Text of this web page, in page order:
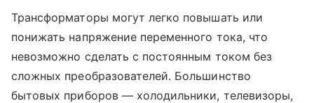
Трансформаторы могут легко повышать или
понижать напряжение переменного тока, что
невозможно сделать с постоянным током без
сложных преобразователей. Большинство
бытовых приборов — холодильники, телевизоры,